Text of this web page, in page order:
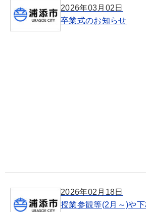
2026年03月02日
卒業式のお知らせ
2026年02月18日
授業参観等(2月～)や